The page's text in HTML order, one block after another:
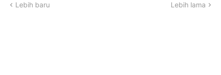
Lebih baru Lebih lama